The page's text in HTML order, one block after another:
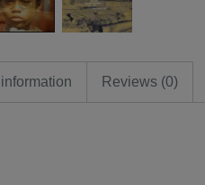
Reviews (0)